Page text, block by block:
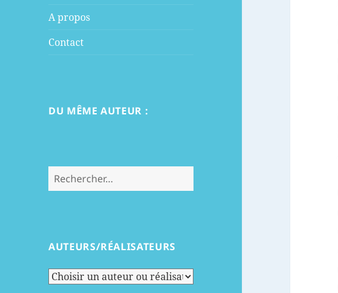
A propos
Contact
DU MÊME AUTEUR :
Rechercher :
AUTEURS/RÉALISATEURS